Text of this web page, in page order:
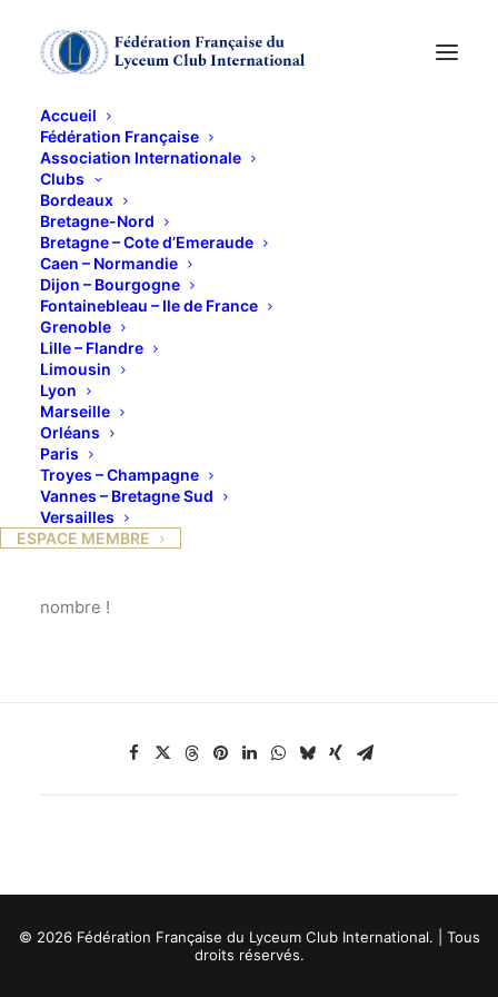
Accueil
Fédération Française
Association Internationale
Clubs
Bordeaux
Bretagne-Nord
Bretagne – Cote d’Emeraude
Caen – Normandie
Dijon – Bourgogne
Fontainebleau – Ile de France
Grenoble
Lille – Flandre
Limousin
Lyon
Marseille
Orléans
Paris
Troyes – Champagne
Vannes – Bretagne Sud
Versailles
ESPACE MEMBRE
GENERALE de la
FEDERATION
Marseille nous attend pour la 52ième Assemblée
Générale de la F.F.L.C.I.
Le programme nous sera envoyé ultérieurement.
nombre !
© 2026 Fédération Française du Lyceum Club International. | Tous
droits réservés.